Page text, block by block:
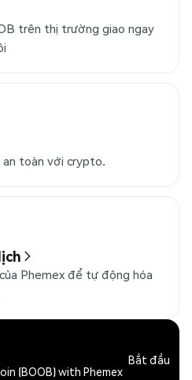
trên thị trường giao ngay
toàn với crypto.
Phemex để tự động hóa
(BOOB) with Phemex
Bắt đầu